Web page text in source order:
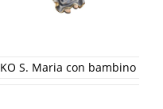
KO S. Maria con bambino